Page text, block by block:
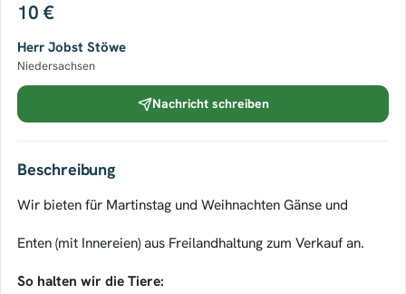
10 €
Herr Jobst Stöwe
Niedersachsen
Nachricht schreiben
Beschreibung
Wir bieten für Martinstag und Weihnachten Gänse und
Enten (mit Innereien) aus Freilandhaltung zum Verkauf an.
So halten wir die Tiere: